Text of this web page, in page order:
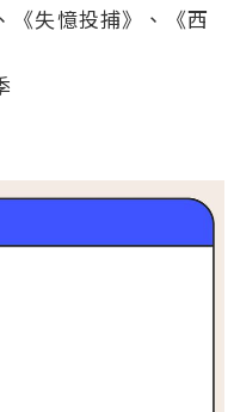
《失憶投捕》、《西